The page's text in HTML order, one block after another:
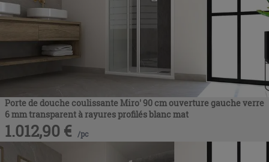
Porte de douche coulissante Miro' 90 cm ouverture gauche verre
6 mm transparent à rayures profilés blanc mat
1.012,90 € /pc